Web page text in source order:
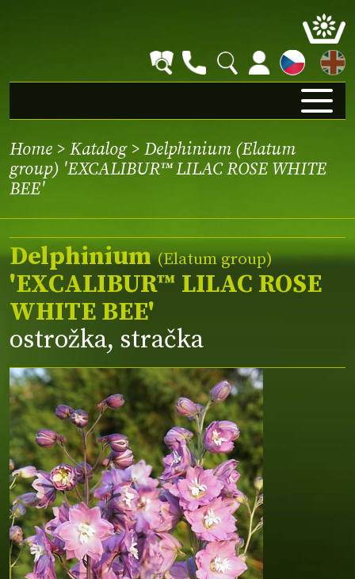
EN
Home > Katalog> Delphinium (Elatum
group) 'EXCALIBUR™ LILAC ROSE WHITE
BEE'
Delphinium(Elatum group)
'EXCALIBUR™ LILAC ROSE
WHITE BEE'
ostrožka, stračka